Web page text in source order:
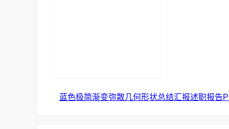
蓝色极简渐变弥散几何形状总结汇报述职报告